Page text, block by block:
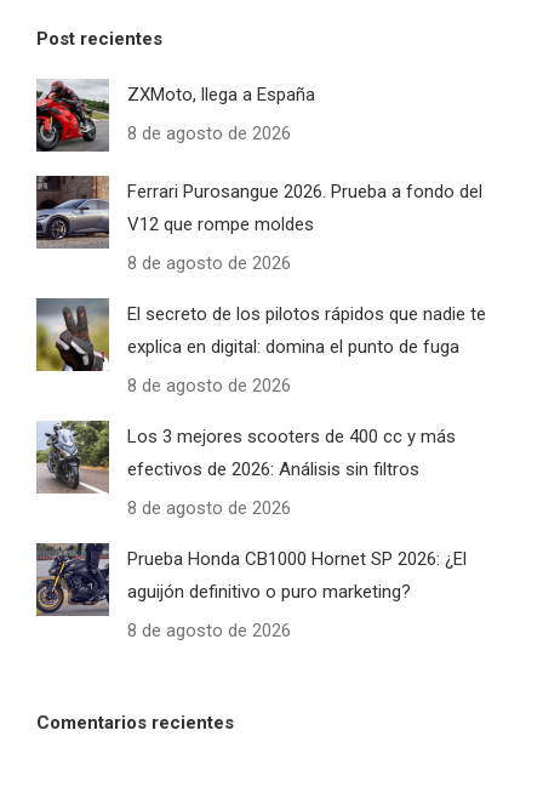
Post recientes
ZXMoto, llega a España
8 de agosto de 2026
Ferrari Purosangue 2026. Prueba a fondo del
V12 que rompe moldes
8 de agosto de 2026
El secreto de los pilotos rápidos que nadie te
explica en digital: domina el punto de fuga
8 de agosto de 2026
Los 3 mejores scooters de 400 cc y más
efectivos de 2026: Análisis sin filtros
8 de agosto de 2026
Prueba Honda CB1000 Hornet SP 2026: ¿El
aguijón definitivo o puro marketing?
8 de agosto de 2026
Comentarios recientes